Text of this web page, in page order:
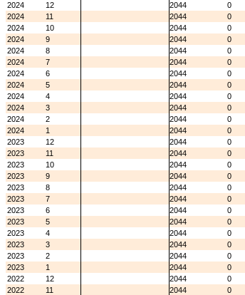
2024
12 2044
0
2024
11 2044
0
2024
10 2044
0
2024
9 2044
0
2024
8 2044
0
2024
7 2044
0
2024
6 2044
0
2024
5 2044
0
2024
4 2044
0
2024
3 2044
0
2024
2 2044
0
2024
1 2044
0
2023
12 2044
0
2023
11 2044
0
2023
10 2044
0
2023
9 2044
0
2023
8 2044
0
2023
7 2044
0
2023
6 2044
0
2023
5 2044
0
2023
4 2044
0
2023
3 2044
0
2023
2 2044
0
2023
1 2044
0
2022
12 2044
0
2022
11 2044
0